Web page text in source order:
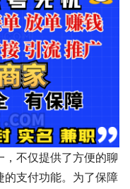
不仅提供了方便的聊
的支付功能。为了保障